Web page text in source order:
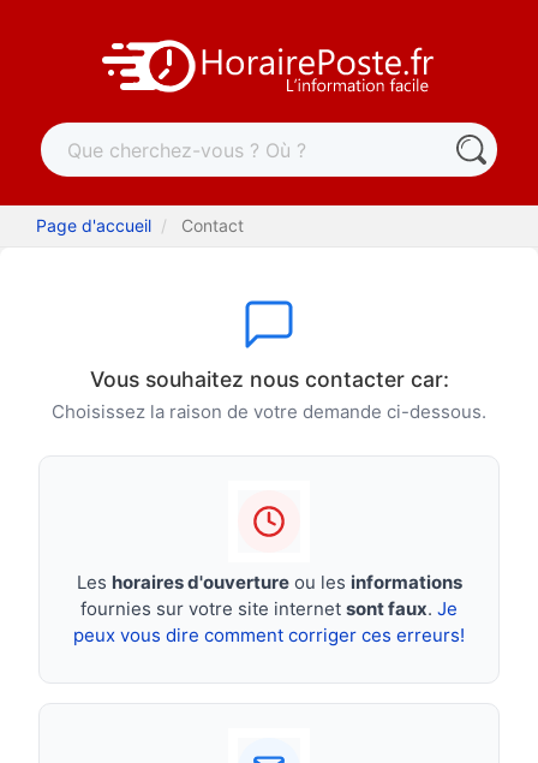
Page d'accueil Contact
Vous souhaitez nous contacter car:
Choisissez la raison de votre demande ci-dessous.
Les horaires d'ouvertureou les informations
fournies sur votre site internet sont faux. Je
peux vous dire comment corriger ces erreurs!